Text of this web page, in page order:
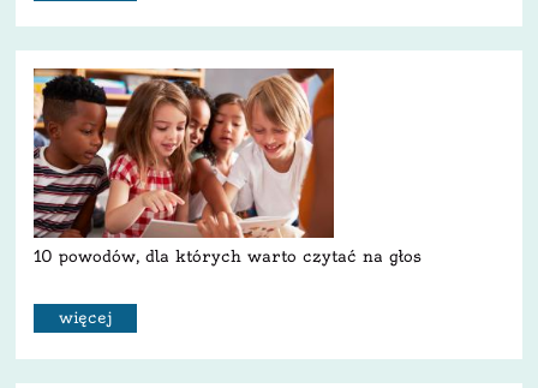
10 powodów, dla których warto czytać na głos
więcej